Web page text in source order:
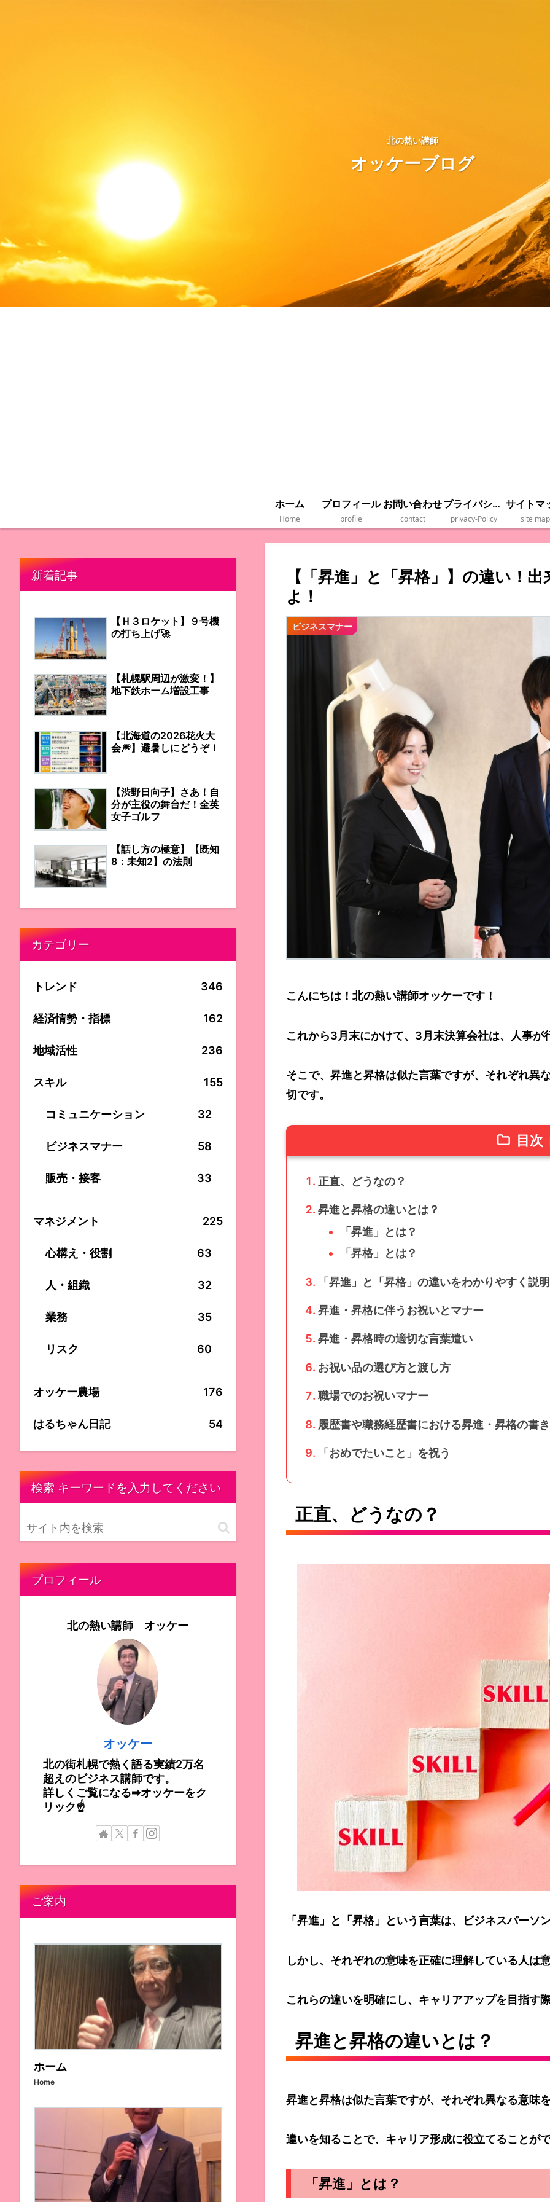
北の熱い講師
オッケーブログ
ホーム
Home
プロフィール
profile
お問い合わせ
contact
プライバシーポリシー
privacy‐Policy
サイトマ
site map
【「昇進」と「昇格」】の違い！
よ！
ビジネスマナー
こんにちは！北の熱い講師オッケーです！
これから3月末にかけて、3月末決算会社は、人事が
そこで、昇進と昇格は似た言葉ですが、それぞれ異
切です。
目次
正直、どうなの？
昇進と昇格の違いとは？
「昇進」とは？
「昇格」とは？
「昇進」と「昇格」の違いをわかりやすく説
昇進・昇格に伴うお祝いとマナー
昇進・昇格時の適切な言葉遣い
お祝い品の選び方と渡し方
職場でのお祝いマナー
履歴書や職務経歴書における昇進・昇格の書
「おめでたいこと」を祝う
正直、どうなの？
「昇進」と「昇格」という言葉は、ビジネスパー
しかし、それぞれの意味を正確に理解している人は
これらの違いを明確にし、キャリアアップを目指す
昇進と昇格の違いとは？
昇進と昇格は似た言葉ですが、それぞれ異なる意味
違いを知ることで、キャリア形成に役立てることが
「昇進」とは？
新着記事
【Ｈ３ロケット】９号機
の打ち上げ🚀
【札幌駅周辺が激変！】
地下鉄ホーム増設工事
【北海道の2026花火大
会🎆】避暑しにどうぞ！
【渋野日向子】さあ！自
分が主役の舞台だ！全英
女子ゴルフ
【話し方の極意】【既知
8：未知2】の法則
カテゴリー
トレンド 346
経済情勢・指標 162
地域活性 236
スキル 155
コミュニケーション 32
ビジネスマナー 58
販売・接客 33
マネジメント 225
心構え・役割 63
人・組織 32
業務 35
リスク 60
オッケー農場 176
はるちゃん日記 54
検索 キーワードを入力してください
プロフィール
北の熱い講師 オッケー
オッケー
北の街札幌で熱く語る実績2万名
超えのビジネス講師です。
詳しくご覧になる➡オッケーをク
リック☝
ご案内
ホーム
Home